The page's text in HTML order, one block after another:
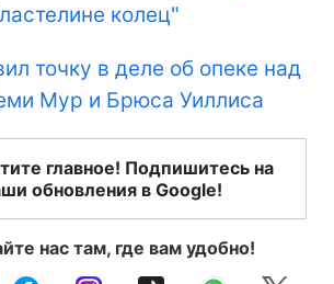
колец"
точку в деле об опеке над
Мур и Брюса Уиллиса
главное! Подпишитесь на
обновления в Google!
нас там, где вам удобно!